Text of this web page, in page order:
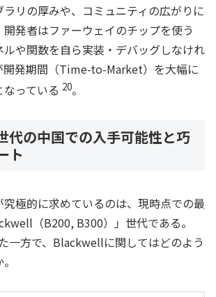
リの厚みや、コミュニティの広がりに
発者はファーウェイのチップを使う
や関数を自ら実装・デバッグしなけれ
開発期間（Time-to-Market）を大幅に
っている 20。
の中国での入手可能性と巧
ト
極的に求めているのは、現時点での最
（B200, B300）」世代である。
一方で、Blackwellに関してはどのよう